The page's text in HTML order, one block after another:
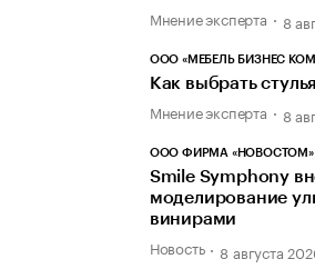
Мнение эксперта 8
ООО «МЕБЕЛЬ БИЗНЕС
Как выбрать
Мнение эксперта 8
ООО ФИРМА «НОВОСТОМ»
Smile Symphony
моделирование
винирами
Новость 8 августа